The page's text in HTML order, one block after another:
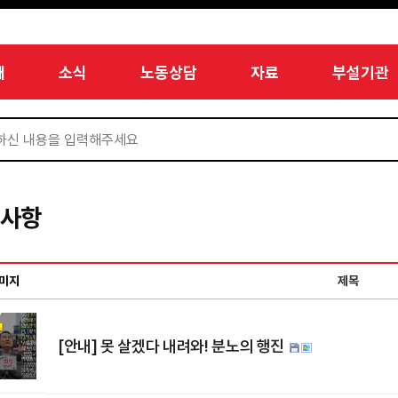
소식 노동상담 자료 부설기관
항
지 제목
[안내] 못 살겠다 내려와! 분노의 행진